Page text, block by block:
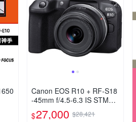
Canon EOS R10 + RF-S18
-45mm f/4.5-6.3 IS STM
(公司貨)
$27,000 $28,421